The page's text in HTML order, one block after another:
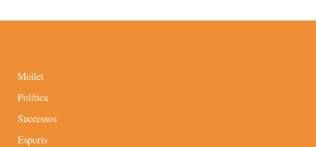
Mollet
Política
Successos
Esports